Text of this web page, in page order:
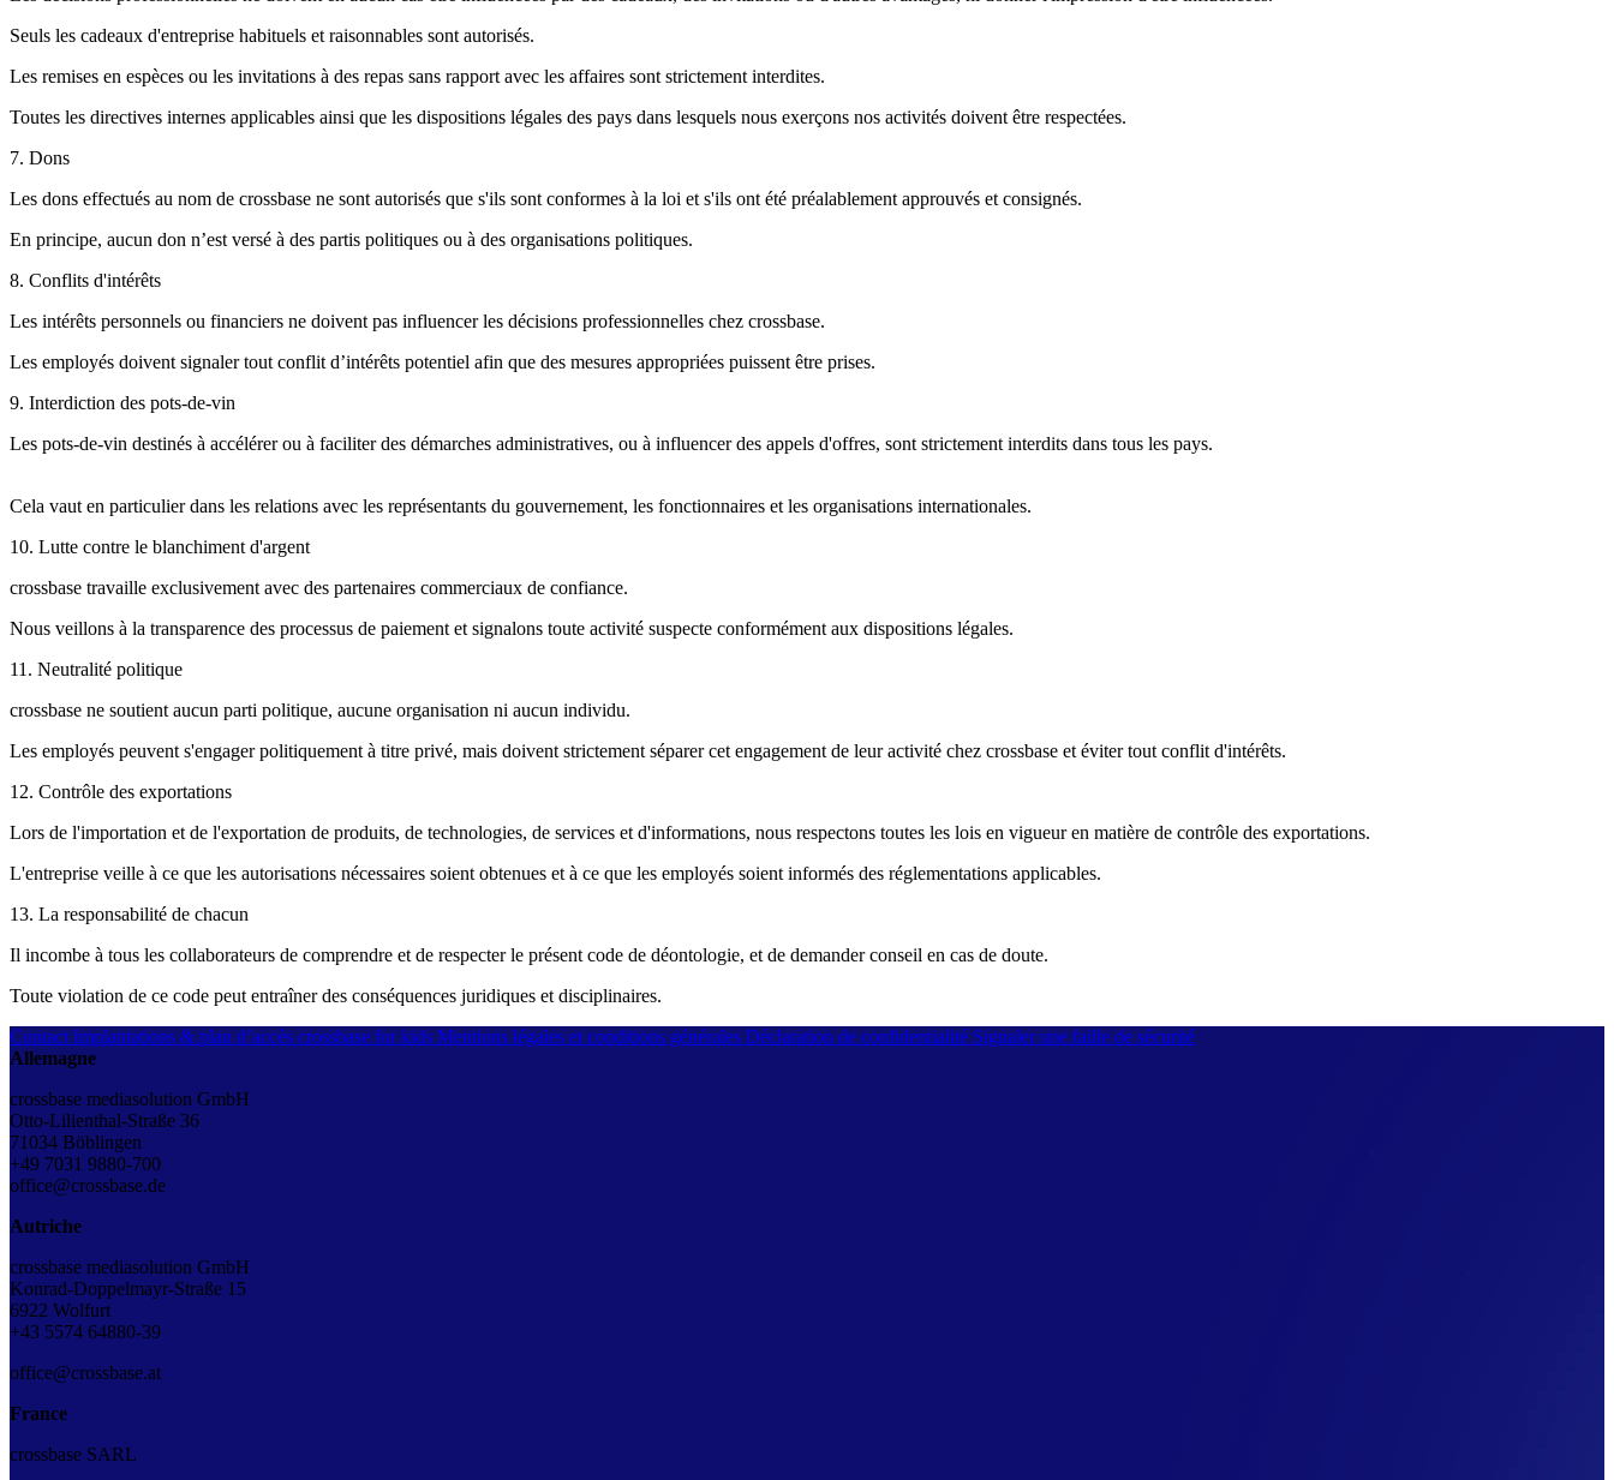
Seuls les cadeaux d'entreprise habituels et raisonnables sont autorisés.
Les remises en espèces ou les invitations à des repas sans rapport avec les affaires sont strictement interdites.
Toutes les directives internes applicables ainsi que les dispositions légales des pays dans lesquels nous exerçons nos activités doivent être respectées.
7. Dons
Les dons effectués au nom de crossbase ne sont autorisés que s'ils sont conformes à la loi et s'ils ont été préalablement approuvés et consignés.
En principe, aucun don n’est versé à des partis politiques ou à des organisations politiques.
8. Conflits d'intérêts
Les intérêts personnels ou financiers ne doivent pas influencer les décisions professionnelles chez crossbase.
Les employés doivent signaler tout conflit d’intérêts potentiel afin que des mesures appropriées puissent être prises.
9. Interdiction des pots-de-vin
Les pots-de-vin destinés à accélérer ou à faciliter des démarches administratives, ou à influencer des appels d'offres, sont strictement interdits dans tous les pays.
Cela vaut en particulier dans les relations avec les représentants du gouvernement, les fonctionnaires et les organisations internationales.
10. Lutte contre le blanchiment d'argent
crossbase travaille exclusivement avec des partenaires commerciaux de confiance.
Nous veillons à la transparence des processus de paiement et signalons toute activité suspecte conformément aux dispositions légales.
11. Neutralité politique
crossbase ne soutient aucun parti politique, aucune organisation ni aucun individu.
Les employés peuvent s'engager politiquement à titre privé, mais doivent strictement séparer cet engagement de leur activité chez crossbase et éviter tout conflit d'intérêts.
12. Contrôle des exportations
Lors de l'importation et de l'exportation de produits, de technologies, de services et d'informations, nous respectons toutes les lois en vigueur en matière de contrôle des exportations.
L'entreprise veille à ce que les autorisations nécessaires soient obtenues et à ce que les employés soient informés des réglementations applicables.
13. La responsabilité de chacun
Il incombe à tous les collaborateurs de comprendre et de respecter le présent code de déontologie, et de demander conseil en cas de doute.
Toute violation de ce code peut entraîner des conséquences juridiques et disciplinaires.
Contact Implantations & plan d’accès crossbase for kids Mentions légales et conditions générales Déclaration de confidentialité Signaler une faille de sécurité
Allemagne
crossbase mediasolution GmbH
Otto-Lilienthal-Straße 36
71034 Böblingen
+49 7031 9880-700
office@crossbase.de
Autriche
crossbase mediasolution GmbH
Konrad-Doppelmayr-Straße 15
6922 Wolfurt
+43 5574 64880-39
office@crossbase.at
France
crossbase SARL